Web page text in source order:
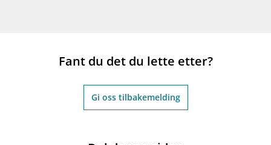
Fant du det du lette etter?
Gi oss tilbakemelding